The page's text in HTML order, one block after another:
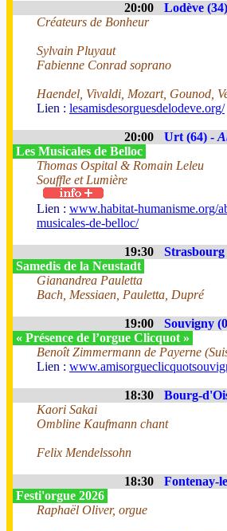
20:00 Lodève
Créateurs de Bonheur
Sylvain Pluyaut
Fabienne Conrad soprano
Haendel, Vivaldi, Mozart, Gounod,
Lien : lesamisdesorguesdelodeve.org/
20:00 Urt (64) -
Les Musicales de Belloc
Thomas Ospital & Romain Leleu
Souffle et Lumière
Lien : www.habitat-humanisme.org/
musicales-de-belloc/
19:30 Strasbourg
Samedis de la Neustadt
Gianandrea Pauletta
Bach, Messiaen, Pauletta, Dupré
19:00 Souvigny
« Présence de l’orgue Clicquot »
Benoît Zimmermann de Payerne
Lien :
18:30 Bourg-
Kaori Sakai
Ombline Kaufmann chant
Felix Mendelssohn
18:30 Fontenay-
Festi'orgue 2026
Raphaël Oliver, orgue